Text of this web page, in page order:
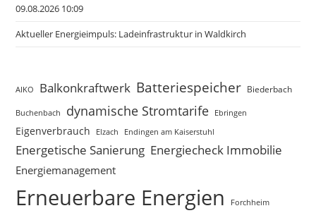
09.08.2026 10:09
Aktueller Energieimpuls: Ladeinfrastruktur in Waldkirch
AIKO Balkonkraftwerk Batteriespeicher Biederbach
Buchenbach dynamische Stromtarife Ebringen
Eigenverbrauch Elzach Endingen am Kaiserstuhl
Energetische Sanierung Energiecheck Immobilie
Energiemanagement
Erneuerbare Energien Forchheim